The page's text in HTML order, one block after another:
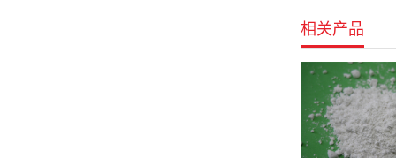
相关产品